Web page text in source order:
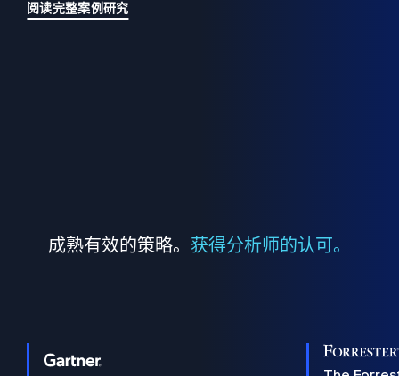
阅读完整案例研究
成熟有效的策略。 获得分析师的认可。